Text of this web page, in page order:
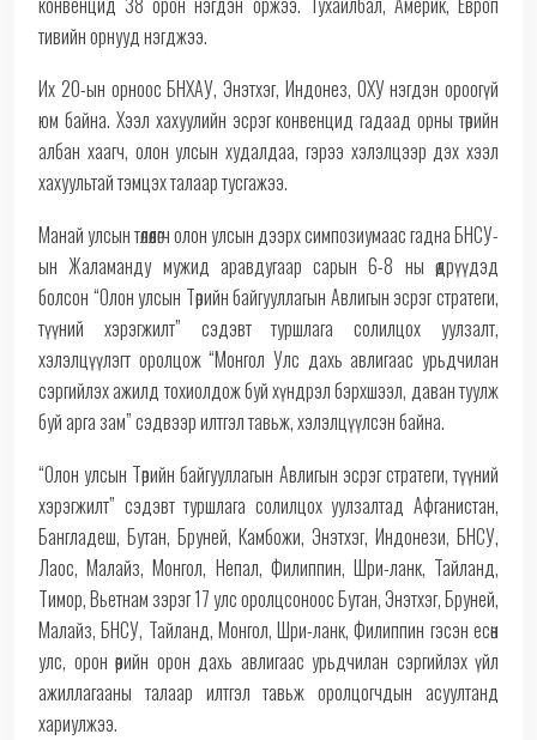
тивийн орнууд нэгджээ.
Их 20-ын орноос БНХАУ, Энэтхэг, Индонез, ОХУ нэгдэн ороогүй
юм байна. Хээл хахуулийн эсрэг конвенцид гадаад орны төрийн
албан хаагч, олон улсын худалдаа, гэрээ хэлэлцээр дэх хээл
хахуультай тэмцэх талаар тусгажээ.
Манай улсын төлөөлөгч олон улсын дээрх симпозиумаас гадна БНСУ-
ын Жаламанду мужид аравдугаар сарын 6-8 ны өдрүүдэд
болсон “Олон улсын Төрийн байгууллагын Авлигын эсрэг стратеги,
түүний хэрэгжилт” сэдэвт туршлага солилцох уулзалт,
хэлэлцүүлэгт оролцож “Монгол Улс дахь авлигаас урьдчилан
сэргийлэх ажилд тохиолдож буй хүндрэл бэрхшээл, даван туулж
буй арга зам” сэдвээр илтгэл тавьж, хэлэлцүүлсэн байна.
“Олон улсын Төрийн байгууллагын Авлигын эсрэг стратеги, түүний
хэрэгжилт” сэдэвт туршлага солилцох уулзалтад Афганистан,
Бангладеш, Бутан, Бруней, Камбожи, Энэтхэг, Индонези, БНСУ,
Лаос, Малайз, Монгол, Непал, Филиппин, Шри-ланк, Тайланд,
Тимор, Вьетнам зэрэг 17 улс оролцсоноос Бутан, Энэтхэг, Бруней,
Малайз, БНСУ, Тайланд, Монгол, Шри-ланк, Филиппин гэсэн есөн
улс, орон өөрийн орон дахь авлигаас урьдчилан сэргийлэх үйл
ажиллагааны талаар илтгэл тавьж оролцогчдын асуултанд
хариулжээ.